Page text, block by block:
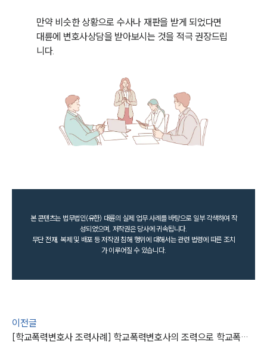
만약 비슷한 상황으로 수사나 재판을 받게 되었다면
대륜에 변호사상담을 받아보시는 것을 적극 권장드립
니다.
본 콘텐츠는 법무법인(유한) 대륜의 실제 업무 사례를 바탕으로 일부 각색하여 작
성되었으며, 저작권은 당사에 귀속됩니다.
무단 전재, 복제 및 배포 등 저작권 침해 행위에 대해서는 관련 법령에 따른 조치
가 이루어질 수 있습니다.
이전글
[학교폭력변호사 조력사례] 학교폭력변호사의 조력으로 학교폭력 가해자 심리불개시결정